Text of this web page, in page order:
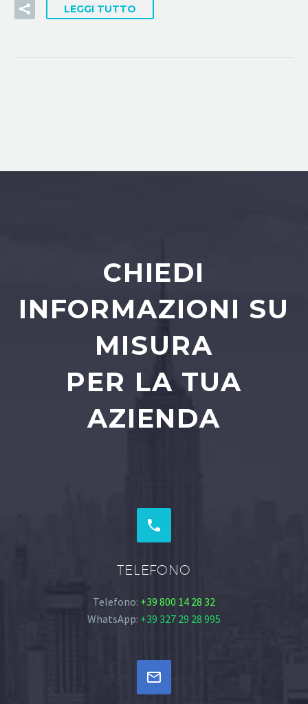
LEGGI TUTTO
CHIEDI
INFORMAZIONI SU
MISURA
PER LA TUA
AZIENDA


TELEFONO
Telefono: +39 800 14 28 32
WhatsApp: +39 327 29 28 995

